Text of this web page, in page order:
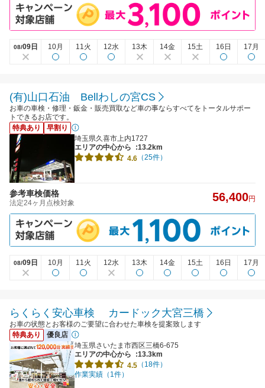
08/09日 10月 11火 12水 13木 14金 15土 16日 17月
(有)山口石油 Bellわしの宮CS
お車の車検・修理・鈑金・販売買取など車の事ならすべてをトータルサポー
トできるお店です。
特典あり
早割り
埼玉県久喜市上内1727
エリアの中心から
:13.2km
4.6 （25件）
参考車検価格
法定24ヶ月点検対象 56,400円
08/09日 10月 11火 12水 13木 14金 15土 16日 17月
らくらく安心車検 カードック大宮三橋
お車の状態とお客様のご要望に合わせた車検を提案致します
特典あり
優良店
埼玉県さいたま市西区三橋6-675
エリアの中心から
:13.3km
4.5 （18件）
作業実績（1件）